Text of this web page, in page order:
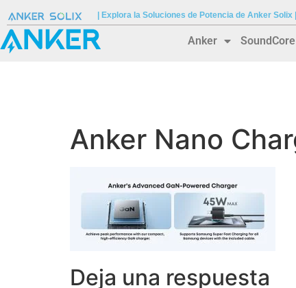
| Explora la Soluciones de Potencia de Anker
Anker SoundCore
Anker Nano
Deja una respuesta